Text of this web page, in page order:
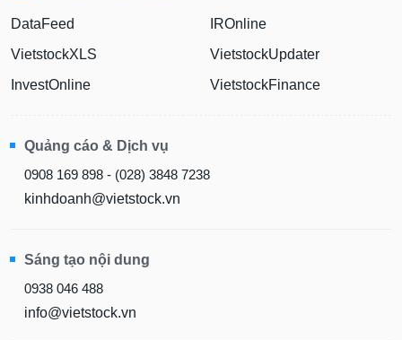
DataFeed
VietstockXLS
InvestOnline
IROnline
VietstockUpdater
VietstockFinance
Quảng cáo & Dịch vụ
0908 169 898 - (028) 3848 7238
kinhdoanh@vietstock.vn
Sáng tạo nội dung
0938 046 488
info@vietstock.vn